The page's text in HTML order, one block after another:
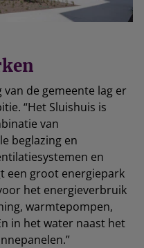
de gemeente lag er
“Het Sluishuis is
van
beglazing en
en
een groot energiepark
het energieverbruik
warmtepompen,
in het water naast het